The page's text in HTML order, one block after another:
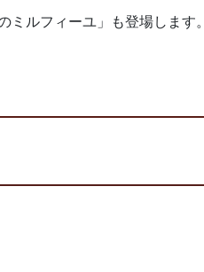
ルフィーユ」も登場します。